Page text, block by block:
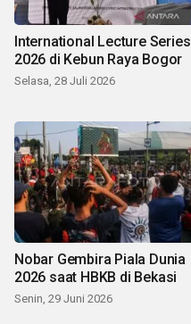
International Lecture Series
2026 di Kebun Raya Bogor
Selasa, 28 Juli 2026
Nobar Gembira Piala Dunia
2026 saat HBKB di Bekasi
Senin, 29 Juni 2026